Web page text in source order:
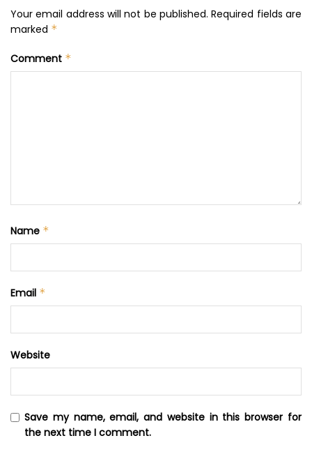
Your email address will not be published. Required fields are
marked *
Comment *
Name *
Email *
Website
Save my name, email, and website in this browser for
the next time I comment.